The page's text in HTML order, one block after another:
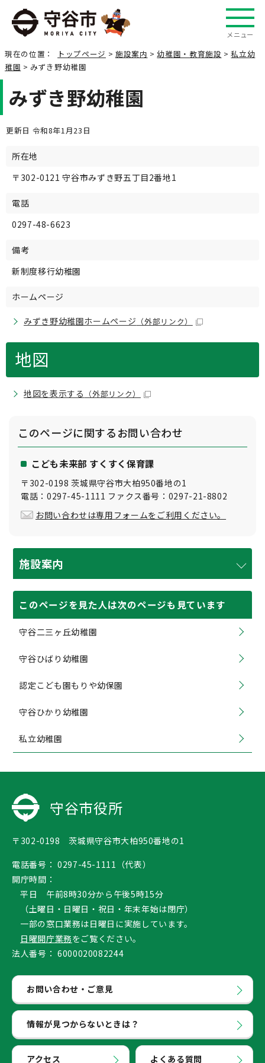
メニュー
現在の位置： トップページ > 施設案内 >幼稚園・教育施設 >私立幼
稚園 > みずき野幼稚園
みずき野幼稚園
更新日 令和8年1月23日
所在地
〒302-0121 守谷市みずき野五丁目2番地1
電話
0297-48-6623
備考
新制度移行幼稚園
ホームページ
みずき野幼稚園ホームページ （外部リンク）
地図
地図を表示する （外部リンク）
このページに関するお問い合わせ
こども未来部 すくすく保育課
〒302-0198 茨城県守谷市大柏950番地の1
電話：0297-45-1111 ファクス番号：0297-21-8802
お問い合わせは専用フォームをご利用ください。
施設案内
このページを見た人は次のページも見ています
守谷二三ヶ丘幼稚園
守谷ひばり幼稚園
認定こども園もりや幼保園
守谷ひかり幼稚園
私立幼稚園
守谷市役所
〒302-0198 茨城県守谷市大柏950番地の1
電話番号： 0297-45-1111（代表）
開庁時間：
平日 午前8時30分から午後5時15分
（土曜日・日曜日・祝日・年末年始は閉庁）
一部の窓口業務は日曜日に実施しています。
日曜開庁業務をご覧ください。
法人番号： 6000020082244
お問い合わせ・ご意見
情報が見つからないときは？
アクセス よくある質問